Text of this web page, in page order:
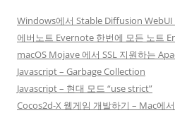
Windows에서 Stable Diffusion WebUI
에버노트 Evernote 한번에 모든 노트
macOS Mojave 에서 SSL 지원하는
Javascript – Garbage Collection
Javascript – 현대 모드 “use strict”
Cocos2d-X 웹게임 개발하기 – Mac에